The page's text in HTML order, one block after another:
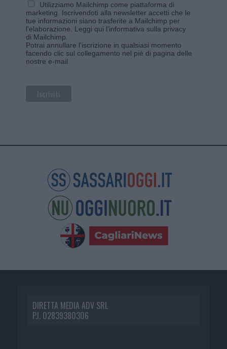
Utilizziamo Mailchimp come piattaforma di
marketing. Iscrivendoti alla newsletter accetti che le
tue informazioni siano trasferite a Mailchimp per
l'elaborazione. Leggi qui l'informativa sulla privacy
di Mailchimp.
Potrai annullare l'iscrizione in qualsiasi momento
facendo clic sul collegamento nel piè di pagina delle
nostre e-mail.
DIRETTA MEDIA ADV SRL
P.I. 02839380306